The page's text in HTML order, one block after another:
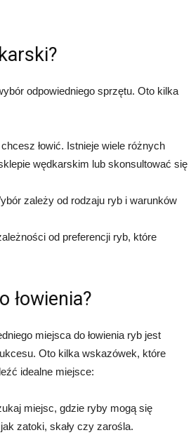
odpowiedniego sprzętu. Oto kilka
łowić. Istnieje wiele różnych
wędkarskim lub skonsultować się
zależy od rodzaju ryb i warunków
od preferencji ryb, które
łowienia?
miejsca do łowienia ryb jest
Oto kilka wskazówek, które
idealne miejsce:
miejsc, gdzie ryby mogą się
zatoki, skały czy zarośla.